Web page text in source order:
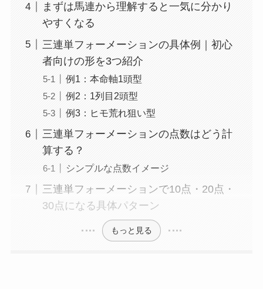
まずは馬連から理解すると一気に分かり
やすくなる
三連単フォーメーションの具体例｜初心
者向けの形を3つ紹介
例1：本命軸1頭型
例2：1列目2頭型
例3：ヒモ荒れ狙い型
三連単フォーメーションの点数はどう計
算する？
シンプルな点数イメージ
三連単フォーメーションで10点・20点・
30点になる具体パターン
もっと見る